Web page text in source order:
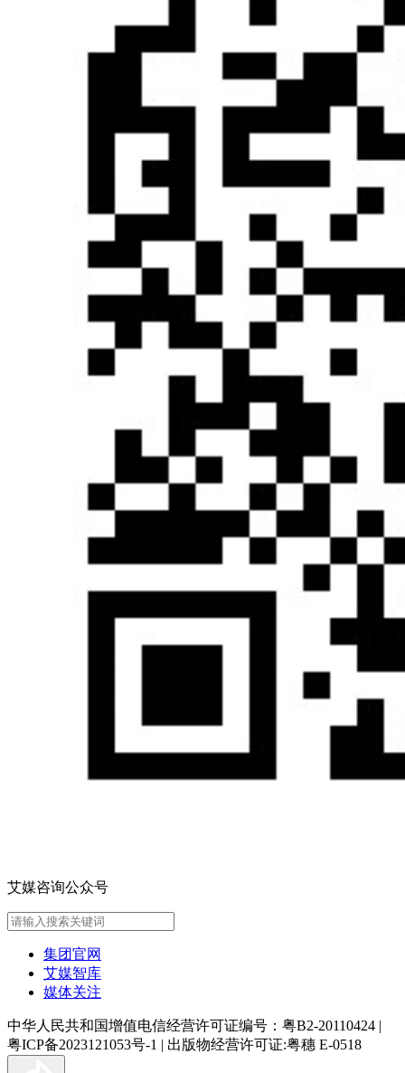
艾媒咨询公众号
集团官网
艾媒智库
媒体关注
中华人民共和国增值电信经营许可证编号：粤B2-20110424 |
粤ICP备2023121053号-1 | 出版物经营许可证:粤穗 E-0518